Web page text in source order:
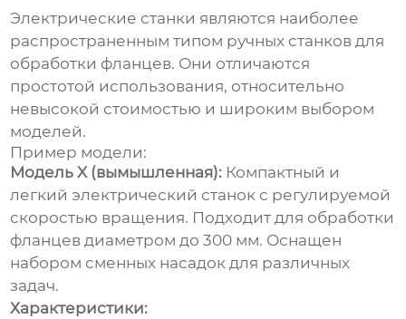
Электрические станки являются наиболее
распространенным типом ручных станков для
обработки фланцев. Они отличаются
простотой использования, относительно
невысокой стоимостью и широким выбором
моделей.
Пример модели:
Модель X (вымышленная): Компактный и
легкий электрический станок с регулируемой
скоростью вращения. Подходит для обработки
фланцев диаметром до 300 мм. Оснащен
набором сменных насадок для различных
задач.
Характеристики: